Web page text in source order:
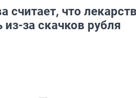
считает, что
за скачков рубля